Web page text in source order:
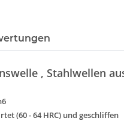
, Stahlwellen
(60 - 64 HRC) und geschliffen